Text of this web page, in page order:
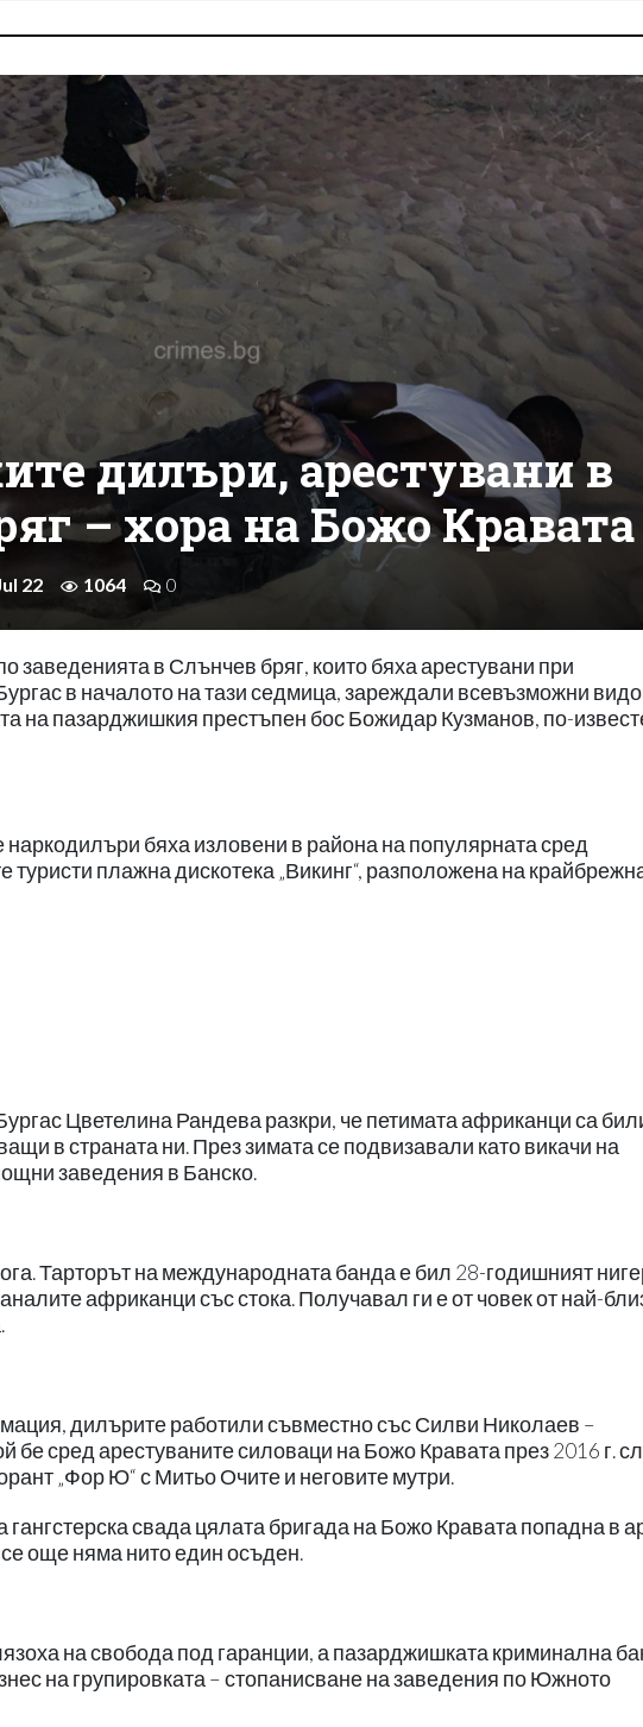
дилъри, арестувани в
– хора на Божо Кравата
22 1064 0
заведенията в Слънчев бряг, които бяха арестувани при
в началото на тази седмица, зареждали всевъзможни
на пазарджишкия престъпен бос Божидар Кузманов, по-
бяха изловени в района на популярната сред
туристи плажна дискотека „Викинг“, разположена на
Цветелина Рандева разкри, че петимата африканци са
в страната ни. През зимата се подвизавали като викачи на
заведения в Банско.
Тарторът на международната банда е бил 28-годишният
африканци със стока. Получавал ги е от човек от най-
дилърите работили съвместно със Силви Николаев –
сред арестуваните силоваци на Божо Кравата през 2016 г.
„Фор Ю“ с Митьо Очите и неговите мутри.
свада цялата бригада на Божо Кравата попадна в
още няма нито един осъден.
на свобода под гаранции, а пазарджишката криминална
на групировката – стопанисване на заведения по Южното